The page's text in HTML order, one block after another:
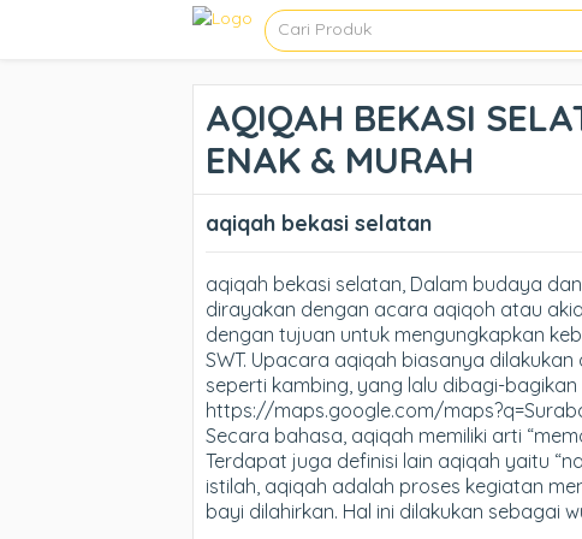
AQIQAH BEKASI
ENAK & MURAH
aqiqah bekasi selatan
aqiqah bekasi selatan, Dalam budaya
dirayakan dengan acara aqiqoh atau
dengan tujuan untuk mengungkapkan
SWT. Upacara aqiqah biasanya
seperti kambing, yang lalu dibagi-
https://maps.google.com/
Secara bahasa, aqiqah memiliki arti
Terdapat juga definisi lain aqiqah yaitu
istilah, aqiqah adalah proses kegiatan
bayi dilahirkan. Hal ini dilakukan sebagai